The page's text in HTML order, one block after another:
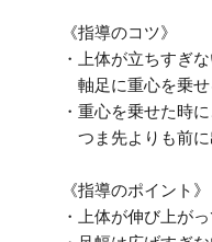
《指導のコツ》
・上体が立ちすぎな
軸足に重心を乗せ
・重心を乗せた時
つま先よりも前に
《指導のポイント》
・上体が伸び上が